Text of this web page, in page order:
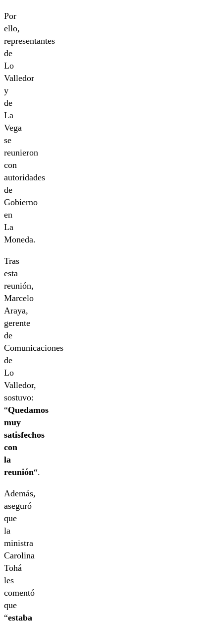
Por
ello,
representantes
de
Lo
Valledor
y
de
La
Vega
se
reunieron
con
autoridades
de
Gobierno
en
La
Moneda.
Tras
esta
reunión,
Marcelo
Araya,
gerente
de
Comunicaciones
de
Lo
Valledor,
sostuvo:
“Quedamos
muy
satisfechos
con
la
reunión“.
Además,
aseguró
que
la
ministra
Carolina
Tohá
les
comentó
que
“estaba